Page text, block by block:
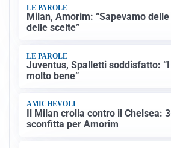
LE PAROLE
Milan, Amorim: “Sapevamo
delle scelte”
LE PAROLE
Juventus, Spalletti soddisfatto:
molto bene”
AMICHEVOLI
Il Milan crolla contro il Chelsea:
sconfitta per Amorim